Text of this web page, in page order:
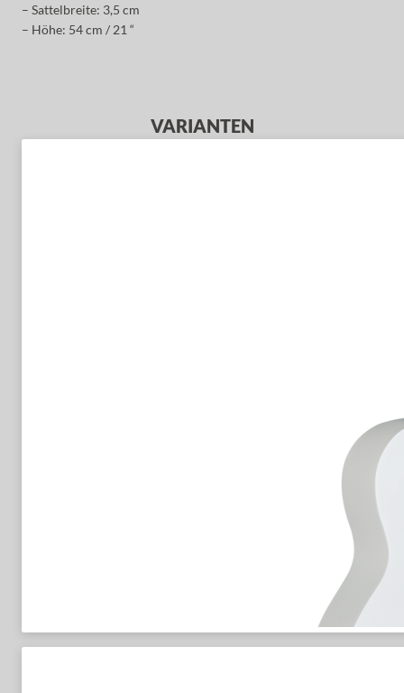
– Sattelbreite: 3,5 cm
– Höhe: 54 cm / 21 “
VARIANTEN